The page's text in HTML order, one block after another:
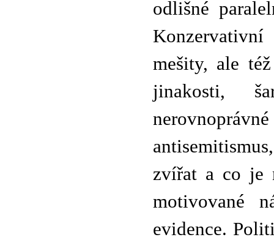
odlišné
mešity, ale
jinakosti,
zvířat a co je
motivované
evidence.